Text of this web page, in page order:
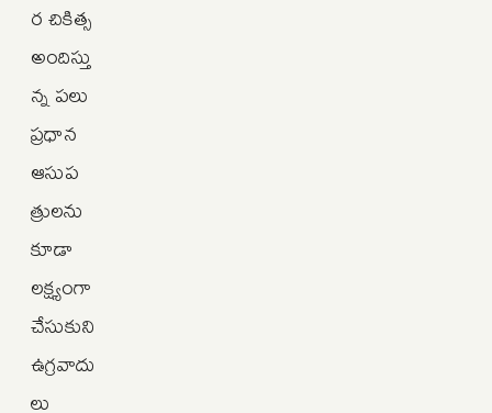
ర చికిత్స
అందిస్తు
న్న పలు
ప్రధాన
ఆసుప
త్రులను
కూడా
లక్ష్యంగా
చేసుకుని
ఉగ్రవాదు
లు